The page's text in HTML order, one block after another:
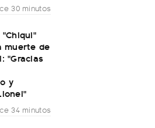
30 minutos
muerte de
"Gracias
y
34 minutos